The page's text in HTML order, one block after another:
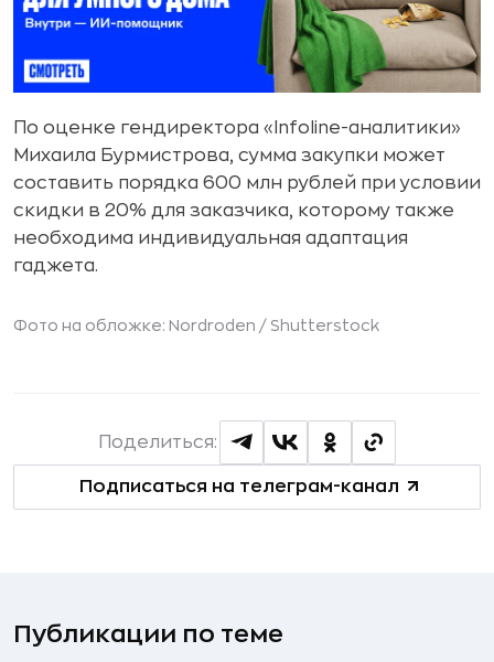
По оценке гендиректора «Infoline-аналитики»
Михаила Бурмистрова, сумма закупки может
составить порядка 600 млн рублей при условии
скидки в 20% для заказчика, которому также
необходима индивидуальная адаптация
гаджета.
Фото на обложке: Nordroden / Shutterstock
Подписаться на телеграм-канал
Поделиться:
Публикации по теме